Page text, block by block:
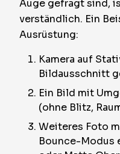
Auge gefragt sind,
verständlich. Ein
Ausrüstung:
Kamera auf
Bildausschnitt
Ein Bild mit
(ohne Blitz,
Weiteres Foto
Bounce-Modus